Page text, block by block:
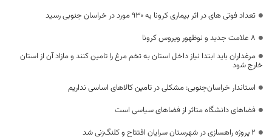
تعداد فوتی های در اثر بیماری کرونا به 930 مورد در خراسان جنوبی رسید
8 علامت جدید و نوظهور ویروس کرونا
مرغداران باید ابتدا نیاز داخل استان به تخم مرغ را تامین کنند و مازاد آن از استان
خارج شود
استاندار خراسان‌جنوبی: مشکلی در تامین کالاهای اساسی نداریم
فضاهای دانشگاه متاثر از فضاهای سیاسی است
۲ پروژه راهسازی در شهرستان سرایان افتتاح و کلنگ‌زنی شد